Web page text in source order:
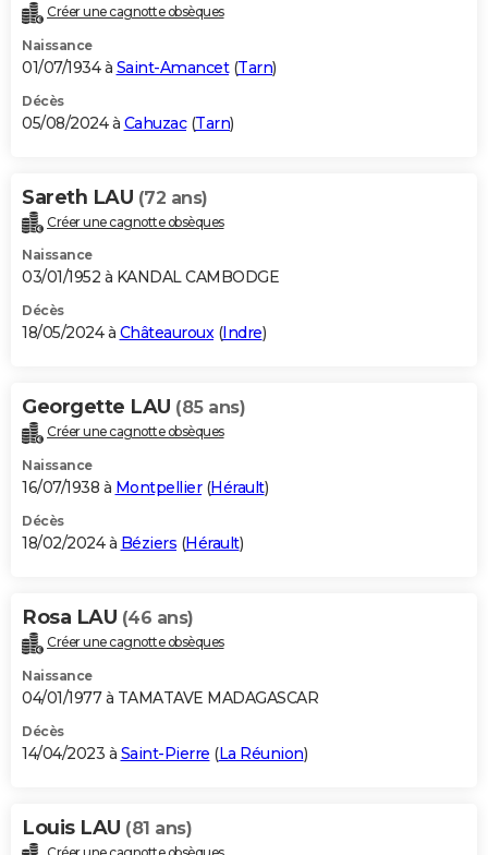
Créer une cagnotte obsèques
Naissance
01/07/1934 à Saint-Amancet(Tarn)
Décès
05/08/2024 à Cahuzac(Tarn)
Sareth LAU (72 ans)
Créer une cagnotte obsèques
Naissance
03/01/1952 à KANDAL CAMBODGE
Décès
18/05/2024 à Châteauroux(Indre)
Georgette LAU (85 ans)
Créer une cagnotte obsèques
Naissance
16/07/1938 à Montpellier(Hérault)
Décès
18/02/2024 à Béziers (Hérault)
Rosa LAU (46 ans)
Créer une cagnotte obsèques
Naissance
04/01/1977 à TAMATAVE MADAGASCAR
Décès
14/04/2023 à Saint-Pierre (La Réunion)
Louis LAU (81 ans)